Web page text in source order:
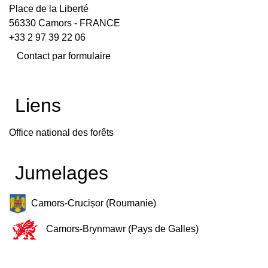
Place de la Liberté
56330 Camors - FRANCE
+33 2 97 39 22 06
Contact par formulaire
Liens
Office national des forêts
Jumelages
Camors-Crucișor (Roumanie)
Camors-Brynmawr (Pays de Galles)